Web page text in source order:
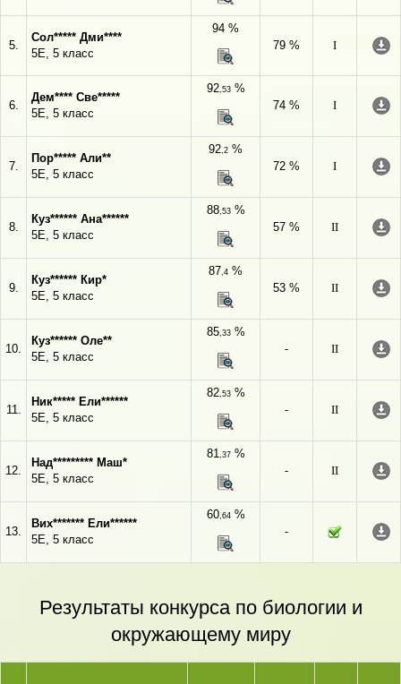
5.
Сол***** Дми****
5Е, 5 класс
94 %
79 %
I
6.
Дем**** Све*****
5Е, 5 класс
92,53%
74 %
I
7.
Пор***** Али**
5Е, 5 класс
92,2 %
72 %
I
8.
Куз****** Ана******
5Е, 5 класс
88,53%
57 %
II
9.
Куз****** Кир*
5Е, 5 класс
87,4 %
53 %
II
10.
Куз****** Оле**
5Е, 5 класс
85,33%
-
II
11.
Ник***** Ели******
5Е, 5 класс
82,53%
-
II
12.
Над********* Маш*
5Е, 5 класс
81,37%
-
II
13.
Вих******* Ели******
5Е, 5 класс
60,64%
-
Результаты конкурса по биологии и
окружающему миру